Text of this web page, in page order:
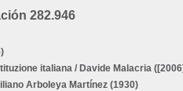
282.946
italiana / Davide Malacria
Arboleya Martínez (1930)